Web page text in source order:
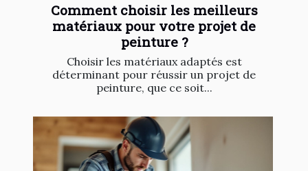
Comment choisir les meilleurs
matériaux pour votre projet de
peinture ?
Choisir les matériaux adaptés est
déterminant pour réussir un projet de
peinture, que ce soit...